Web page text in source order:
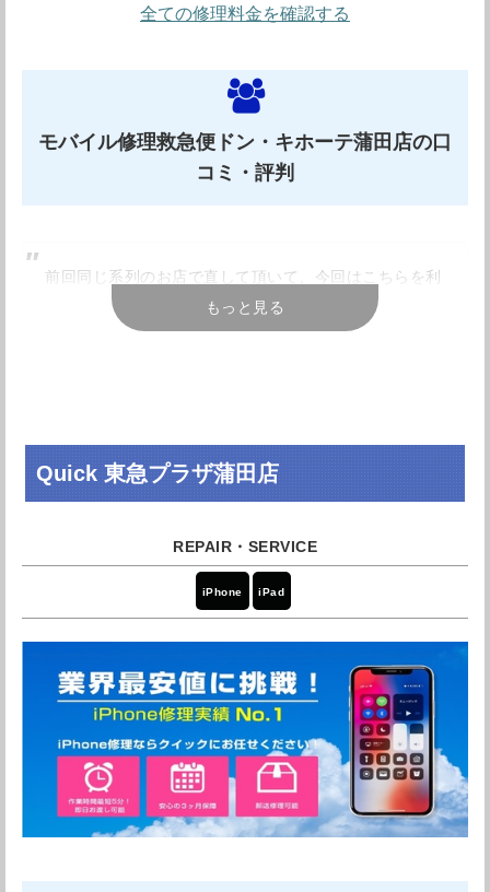
の12シリーズまで対応しています。ガラス割れや液晶破損
以外にホームボタンや充電コネクタ修理・マナーモードス
イッチ・フロントカメラ修理など、多くの故障に対応して
います。大井町駅付近でお使いのスマホが故障してしまっ
住所 東京都品川区大井1丁目-2-16
アクセス 大井町駅より徒歩30秒
10:30～19:30
店舗詳細を確認する
Googleマップで見る
全ての修理料金を確認する
モバイル修理救急便ドン・キホーテ蒲田店の口
コミ・評判
前回同じ系列のお店で直して頂いて、今回はこちらを利
用しました！15分で修理を完了で、急いでいたので助か
りました。また何かあった時はお願いしたいです。
大森駅地下一階の某店で直したものがその後すぐに壊れ
たので来店しました。大森の店では修理後に焼き付きが
ちなみにその1日後に画面は何も映らなくなりました。こ
ちらでは迅速に対応していただけました。価格もこちら
の方が安く、対応も大森の店と比べて天と地の差でし
た。フィルムまで貼っていただきありがとうございまし
引用元： Googleレビュー
朝落とし画面割れしましたが、迅速に対応いただき助か
りました。ありがとうございました。
引用元：Googleレビュー
もっと見る
Quick 東急プラザ蒲田店
iPhone iPad